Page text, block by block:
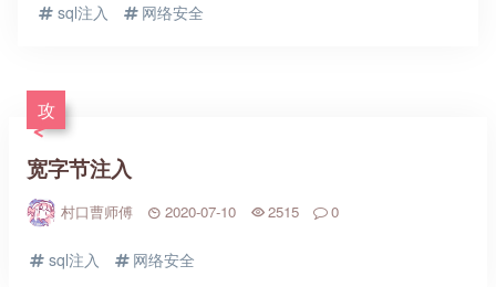
sql注入 网络安全
攻
宽字节注入
村口曹师傅 2020-07-10 2515 0
sql注入 网络安全